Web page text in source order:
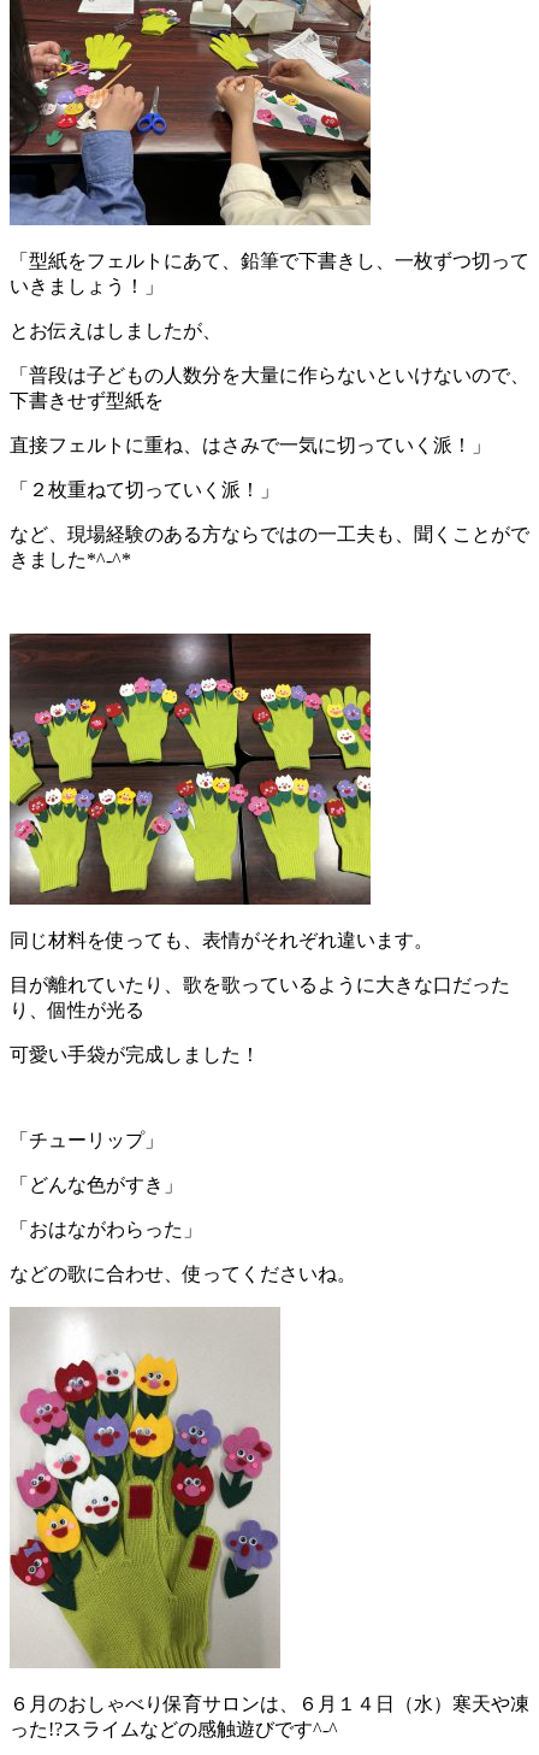
「型紙をフェルトにあて、鉛筆で下書きし、一枚ずつ切って
いきましょう！」
とお伝えはしましたが、
「普段は子どもの人数分を大量に作らないといけないので、
下書きせず型紙を
直接フェルトに重ね、はさみで一気に切っていく派！」
「２枚重ねて切っていく派！」
など、現場経験のある方ならではの一工夫も、聞くことがで
きました*^-^*
同じ材料を使っても、表情がそれぞれ違います。
目が離れていたり、歌を歌っているように大きな口だった
り、個性が光る
可愛い手袋が完成しました！
「チューリップ」
「どんな色がすき」
「おはながわらった」
などの歌に合わせ、使ってくださいね。
６月のおしゃべり保育サロンは、６月１４日（水）寒天や凍
った!?スライムなどの感触遊びです^-^